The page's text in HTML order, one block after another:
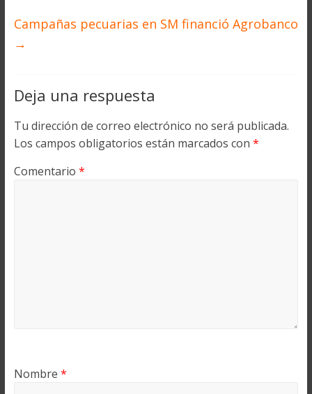
Campañas pecuarias en SM financió Agrobanco
→
Deja una respuesta
Tu dirección de correo electrónico no será publicada.
Los campos obligatorios están marcados con *
Comentario *
Nombre *